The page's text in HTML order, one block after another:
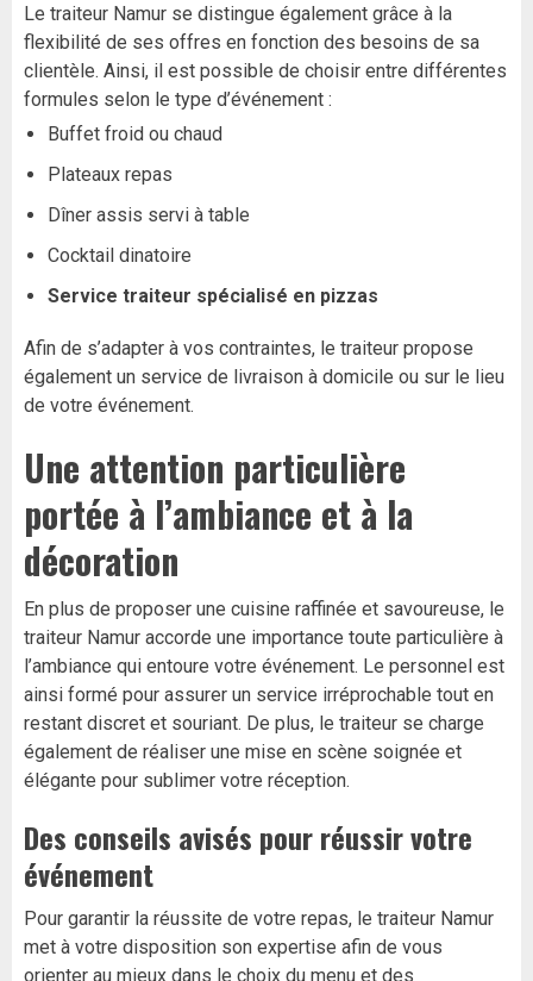
Le traiteur Namur se distingue également grâce à la
flexibilité de ses offres en fonction des besoins de sa
clientèle. Ainsi, il est possible de choisir entre différentes
formules selon le type d’événement :
Buffet froid ou chaud
Plateaux repas
Dîner assis servi à table
Cocktail dinatoire
Service traiteur spécialisé en pizzas
Afin de s’adapter à vos contraintes, le traiteur propose
également un service de livraison à domicile ou sur le lieu
de votre événement.
Une attention particulière
portée à l’ambiance et à la
décoration
En plus de proposer une cuisine raffinée et savoureuse, le
traiteur Namur accorde une importance toute particulière à
l’ambiance qui entoure votre événement. Le personnel est
ainsi formé pour assurer un service irréprochable tout en
restant discret et souriant. De plus, le traiteur se charge
également de réaliser une mise en scène soignée et
élégante pour sublimer votre réception.
Des conseils avisés pour réussir votre
événement
Pour garantir la réussite de votre repas, le traiteur Namur
met à votre disposition son expertise afin de vous
orienter au mieux dans le choix du menu et des